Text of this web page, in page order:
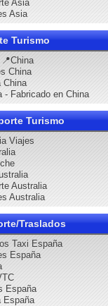
Asia
Asia
Turismo
China
China
- Fabricado en China
Turismo
Viajes
Australia
Australia
Traslados
Taxi España
España
España
España